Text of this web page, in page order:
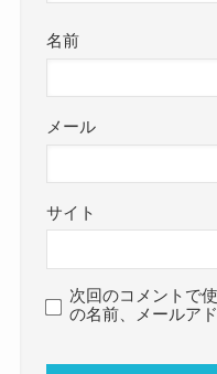
名前
メール
サイト
次回のコメントで
の名前、メールア